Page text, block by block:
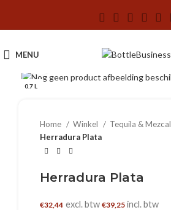
MENU
0.7 L
Home Winkel
Tequila & Mezcal
Herradura Plata
Herradura Plata
€32,44 excl. btw €39,25 incl. btw